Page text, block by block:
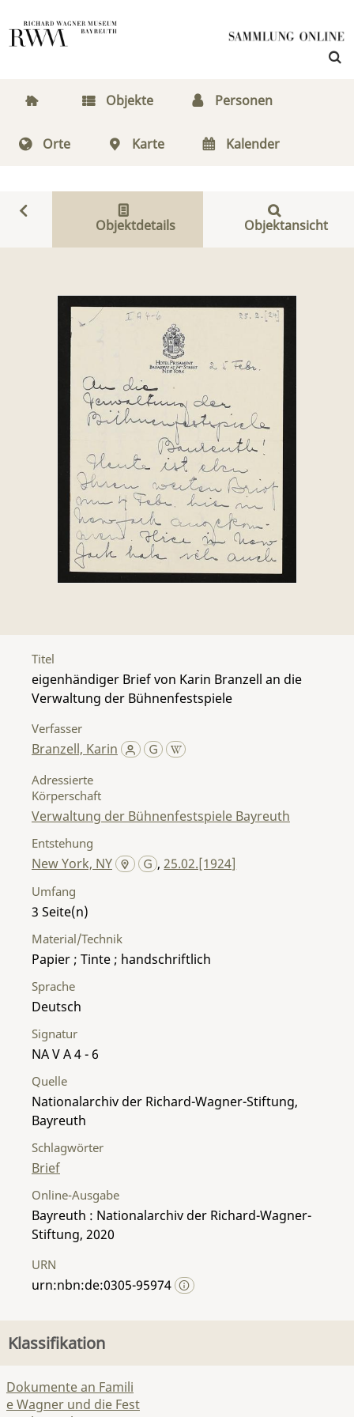
Objekte Personen
Orte Karte Kalender
Objektdetails Objektansicht
Titel
eigenhändiger Brief von Karin Branzell an die
Verwaltung der Bühnenfestspiele
Verfasser
Branzell, Karin
Adressierte
Körperschaft
Verwaltung der Bühnenfestspiele Bayreuth
Entstehung
New York, NY ,25.02.[1924]
Umfang
3
Material/Technik
Papier ; Tinte ; handschriftlich
Sprache
Deutsch
Signatur
NA V A 4 - 6
Quelle
Nationalarchiv der Richard-Wagner-Stiftung,
Bayreuth
Schlagwörter
Brief
Online-Ausgabe
Bayreuth : Nationalarchiv der Richard-Wagner-
Stiftung, 2020
URN
urn:nbn:de:0305-95974
Klassifikation
Dokumente an Famili
e Wagner und die Fest